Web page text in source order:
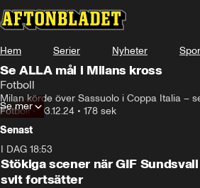
Hem Serier Nyheter
Se ALLA mål i Milans kross
Fotboll
Milan körde över Sassuolo i Coppa Italia –
Fotboll•03.12.24 • 178 sek
Se mer
Senast
I DAG 18:53
Stökiga scener när GIF
svit fortsätter